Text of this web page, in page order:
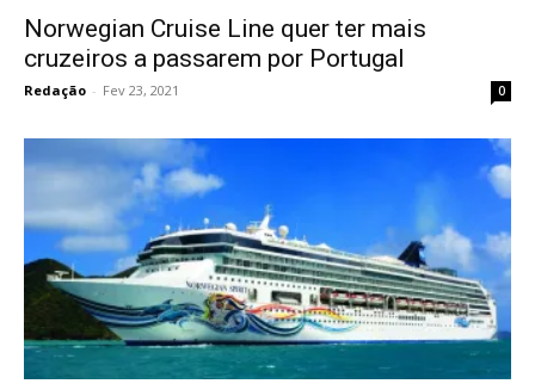
Norwegian Cruise Line quer ter mais
cruzeiros a passarem por Portugal
Redação - Fev 23, 2021 0